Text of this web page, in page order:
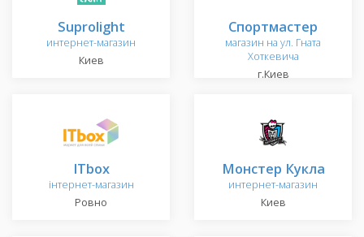
Suprolight
интернет-магазин
Киев
Спортмастер
магазин на ул. Гната
Хоткевича
г.Киев
ITbox
інтернет-магазин
Ровно
Монстер Кукла
интернет-магазин
Киев